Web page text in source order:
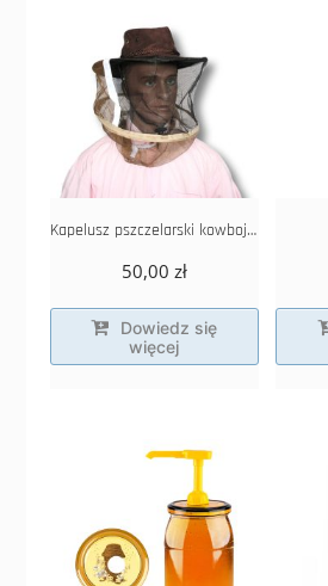
Kapelusz pszczelarski kowbojski
50,00 zł
Dowiedz się
więcej